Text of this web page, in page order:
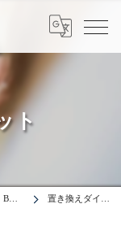
ト
BLOG 置き換えダイエット